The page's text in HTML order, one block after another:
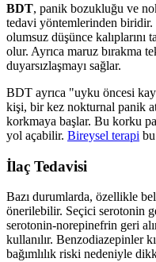
BDT, panik bozukluğu ve
tedavi yöntemlerinden
olumsuz düşünce kalıplarını
olur. Ayrıca maruz bırakma
duyarsızlaşmayı sağlar.
BDT ayrıca "uyku öncesi
kişi, bir kez nokturnal panik
korkmaya başlar. Bu korku
yol açabilir. Bireysel terapi
İlaç Tedavisi
Bazı durumlarda, özellikle
önerilebilir. Seçici serotonin
serotonin-norepinefrin geri
kullanılır. Benzodiazepinler
bağımlılık riski nedeniyle